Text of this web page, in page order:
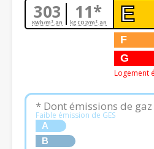
303
KWh/m².an 11*
kg CO2/m².an E
F
G
Logement
* Dont émissions de
Faible émission de GES
A
B